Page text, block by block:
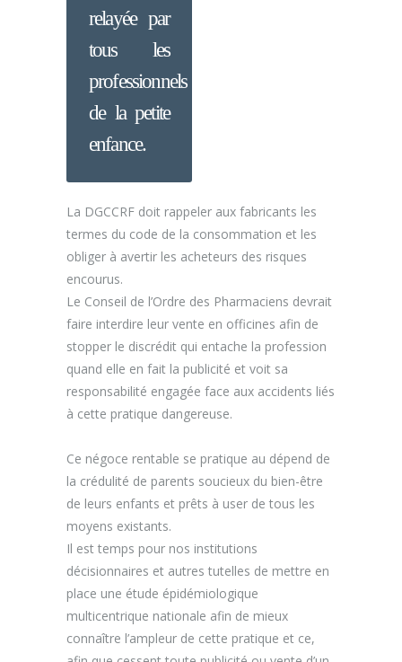
relayée par
tous les
professionnels
de la petite
enfance.
La DGCCRF doit rappeler aux fabricants les
termes du code de la consommation et les
obliger à avertir les acheteurs des risques
encourus.
Le Conseil de l’Ordre des Pharmaciens devrait
faire interdire leur vente en officines afin de
stopper le discrédit qui entache la profession
quand elle en fait la publicité et voit sa
responsabilité engagée face aux accidents liés
à cette pratique dangereuse.
Ce négoce rentable se pratique au dépend de
la crédulité de parents soucieux du bien-être
de leurs enfants et prêts à user de tous les
moyens existants.
Il est temps pour nos institutions
décisionnaires et autres tutelles de mettre en
place une étude épidémiologique
multicentrique nationale afin de mieux
connaître l’ampleur de cette pratique et ce,